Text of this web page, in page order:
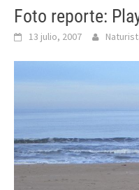
Foto reporte:
13 julio, 2007